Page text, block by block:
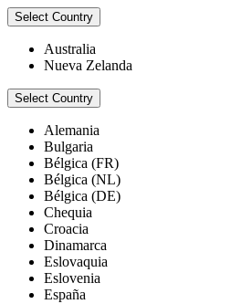
Select Country
Australia
Nueva Zelanda
Select Country
Alemania
Bulgaria
Bélgica (FR)
Bélgica (NL)
Bélgica (DE)
Chequia
Croacia
Dinamarca
Eslovaquia
Eslovenia
España